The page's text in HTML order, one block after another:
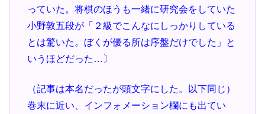
っていた。将棋のほうも一緒に研究会をしていた
小野敦五段が「２級でこんなにしっかりしている
とは驚いた。ぼくが優る所は序盤だけでした」と
いうほどだった…〕
（記事は本名だったが頭文字にした。以下同じ）
巻末に近い、インフォメーション欄にも出てい